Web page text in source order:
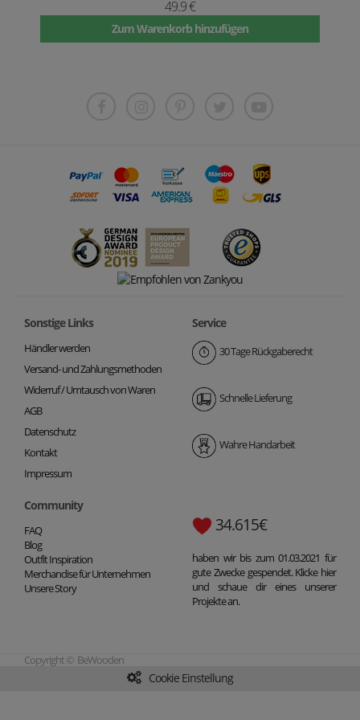
49.9 €
Zum Warenkorb hinzufügen
Sonstige Links
Händler werden
Versand- und Zahlungsmethoden
Widerruf / Umtausch von Waren
AGB
Datenschutz
Kontakt
Impressum
Service
30 Tage Rückgaberecht
Schnelle Lieferung
Wahre Handarbeit
Community
FAQ
Blog
Outfit Inspiration
Merchandise für Unternehmen
Unsere Story
34.615€
haben wir bis zum 01.03.2021 für
gute Zwecke gespendet. Klicke hier
und schaue dir eines unserer
Projekte an.
Copyright © BeWooden
Cookie Einstellung